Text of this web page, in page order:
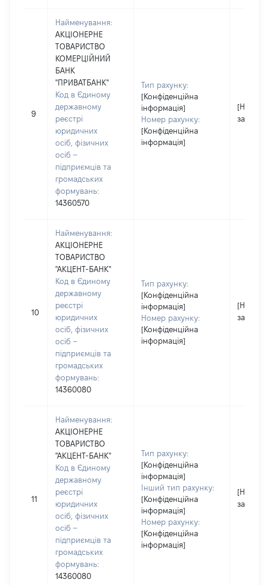
9
Найменування:
АКЦІОНЕРНЕ
ТОВАРИСТВО
КОМЕРЦІЙНИЙ
БАНК
"ПРИВАТБАНК"
Код в Єдиному
державному
реєстрі
юридичних
осіб, фізичних
осіб –
підприємців та
громадських
формувань:
14360570
Тип рахунку:
[Конфіденційна
інформація]
Номер рахунку:
[Конфіденційна
інформація]
[Не
10
Найменування:
АКЦІОНЕРНЕ
ТОВАРИСТВО
"АКЦЕНТ-БАНК"
Код в Єдиному
державному
реєстрі
юридичних
осіб, фізичних
осіб –
підприємців та
громадських
формувань:
14360080
Тип рахунку:
[Конфіденційна
інформація]
Номер рахунку:
[Конфіденційна
інформація]
[Не
11
Найменування:
АКЦІОНЕРНЕ
ТОВАРИСТВО
"АКЦЕНТ-БАНК"
Код в Єдиному
державному
реєстрі
юридичних
осіб, фізичних
осіб –
підприємців та
громадських
формувань:
14360080
Тип рахунку:
[Конфіденційна
інформація]
Інший тип рахунку:
[Конфіденційна
інформація]
Номер рахунку:
[Конфіденційна
інформація]
[Не